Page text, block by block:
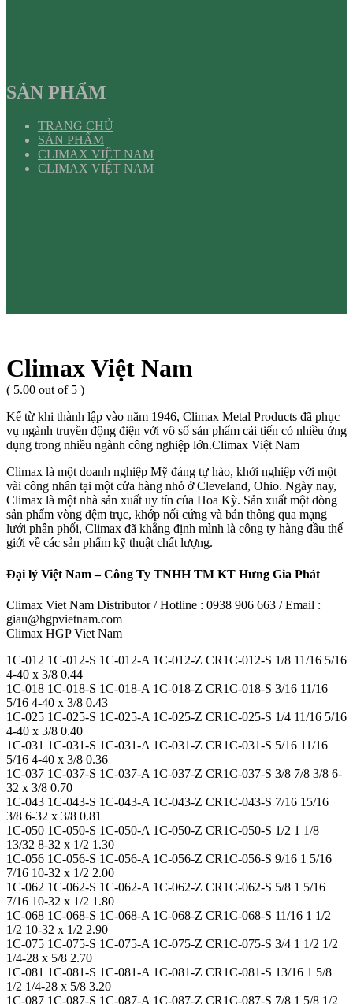
SẢN PHẨM
TRANG CHỦ
SẢN PHẨM
CLIMAX VIỆT NAM
CLIMAX VIỆT NAM
Climax Việt Nam
( 5.00 out of 5 )
Kể từ khi thành lập vào năm 1946, Climax Metal Products đã phục
vụ ngành truyền động điện với vô số sản phẩm cải tiến có nhiều ứng
dụng trong nhiều ngành công nghiệp lớn.Climax Việt Nam
Climax là một doanh nghiệp Mỹ đáng tự hào, khởi nghiệp với một
vài công nhân tại một cửa hàng nhỏ ở Cleveland, Ohio. Ngày nay,
Climax là một nhà sản xuất uy tín của Hoa Kỳ. Sản xuất một dòng
sản phẩm vòng đệm trục, khớp nối cứng và bán thông qua mạng
lưới phân phối, Climax đã khẳng định mình là công ty hàng đầu thế
giới về các sản phẩm kỹ thuật chất lượng.
Đại lý Việt Nam – Công Ty TNHH TM KT Hưng Gia Phát
Climax Viet Nam Distributor / Hotline : 0938 906 663 / Email :
giau@hgpvietnam.com
Climax HGP Viet Nam
1C-012 1C-012-S 1C-012-A 1C-012-Z CR1C-012-S 1/8 11/16 5/16
4-40 x 3/8 0.44
1C-018 1C-018-S 1C-018-A 1C-018-Z CR1C-018-S 3/16 11/16
5/16 4-40 x 3/8 0.43
1C-025 1C-025-S 1C-025-A 1C-025-Z CR1C-025-S 1/4 11/16 5/16
4-40 x 3/8 0.40
1C-031 1C-031-S 1C-031-A 1C-031-Z CR1C-031-S 5/16 11/16
5/16 4-40 x 3/8 0.36
1C-037 1C-037-S 1C-037-A 1C-037-Z CR1C-037-S 3/8 7/8 3/8 6-
32 x 3/8 0.70
1C-043 1C-043-S 1C-043-A 1C-043-Z CR1C-043-S 7/16 15/16
3/8 6-32 x 3/8 0.81
1C-050 1C-050-S 1C-050-A 1C-050-Z CR1C-050-S 1/2 1 1/8
13/32 8-32 x 1/2 1.30
1C-056 1C-056-S 1C-056-A 1C-056-Z CR1C-056-S 9/16 1 5/16
7/16 10-32 x 1/2 2.00
1C-062 1C-062-S 1C-062-A 1C-062-Z CR1C-062-S 5/8 1 5/16
7/16 10-32 x 1/2 1.80
1C-068 1C-068-S 1C-068-A 1C-068-Z CR1C-068-S 11/16 1 1/2
1/2 10-32 x 1/2 2.90
1C-075 1C-075-S 1C-075-A 1C-075-Z CR1C-075-S 3/4 1 1/2 1/2
1/4-28 x 5/8 2.70
1C-081 1C-081-S 1C-081-A 1C-081-Z CR1C-081-S 13/16 1 5/8
1/2 1/4-28 x 5/8 3.20
1C-087 1C-087-S 1C-087-A 1C-087-Z CR1C-087-S 7/8 1 5/8 1/2